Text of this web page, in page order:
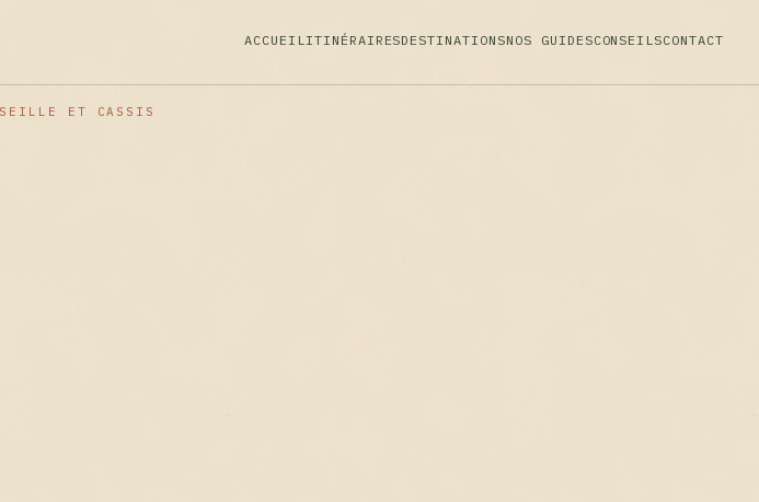
ACCUEILITINÉRAIRESDESTINATIONSNOS GUIDESCONSEILSCONTACT
ET CASSIS